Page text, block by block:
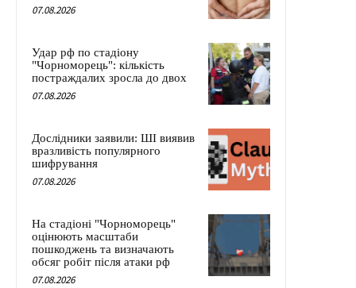
07.08.2026
Удар рф по стадіону
"Чорноморець": кількість
постраждалих зросла до двох
07.08.2026
Дослідники заявили: ШІ виявив
вразливість популярного
шифрування
07.08.2026
На стадіоні "Чорноморець"
оцінюють масштаби
пошкоджень та визначають
обсяг робіт після атаки рф
07.08.2026